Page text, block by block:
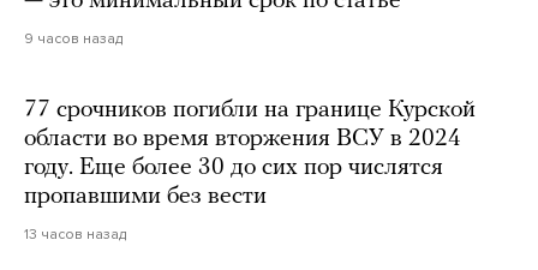
9 часов назад
77 срочников погибли на границе Курской
области во время вторжения ВСУ в 2024
году. Еще более 30 до сих пор числятся
пропавшими без вести
13 часов назад